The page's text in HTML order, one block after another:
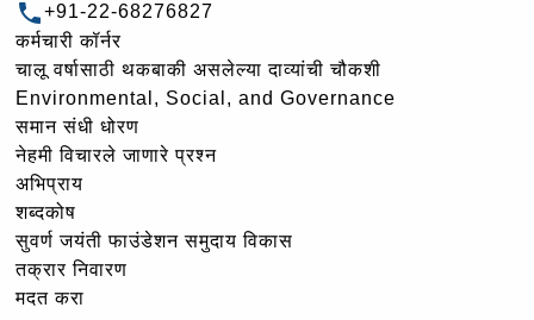
+91-22-68276827
कर्मचारी कॉर्नर
चालू वर्षासाठी थकबाकी असलेल्या दाव्यांची चौकशी
Environmental, Social, and Governance
समान संधी धोरण
नेहमी विचारले जाणारे प्रश्न
अभिप्राय
शब्दकोष
सुवर्ण जयंती फाउंडेशन समुदाय विकास
तक्रार निवारण
मदत करा